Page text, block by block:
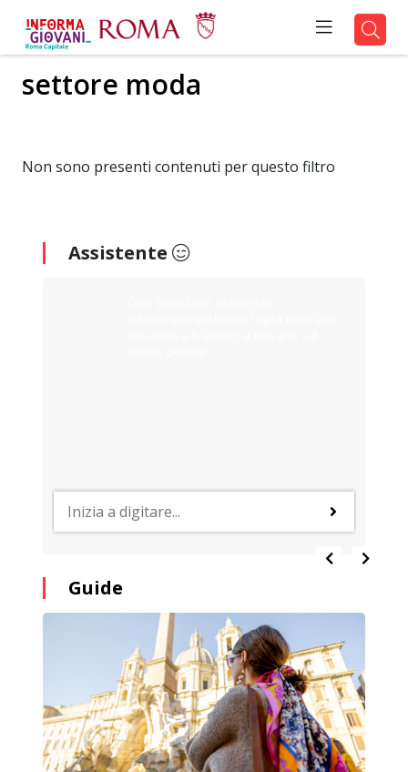
settore moda
Non sono presenti contenuti per questo filtro
Assistente
Guide